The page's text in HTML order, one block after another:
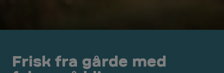
Frisk fra gårde med